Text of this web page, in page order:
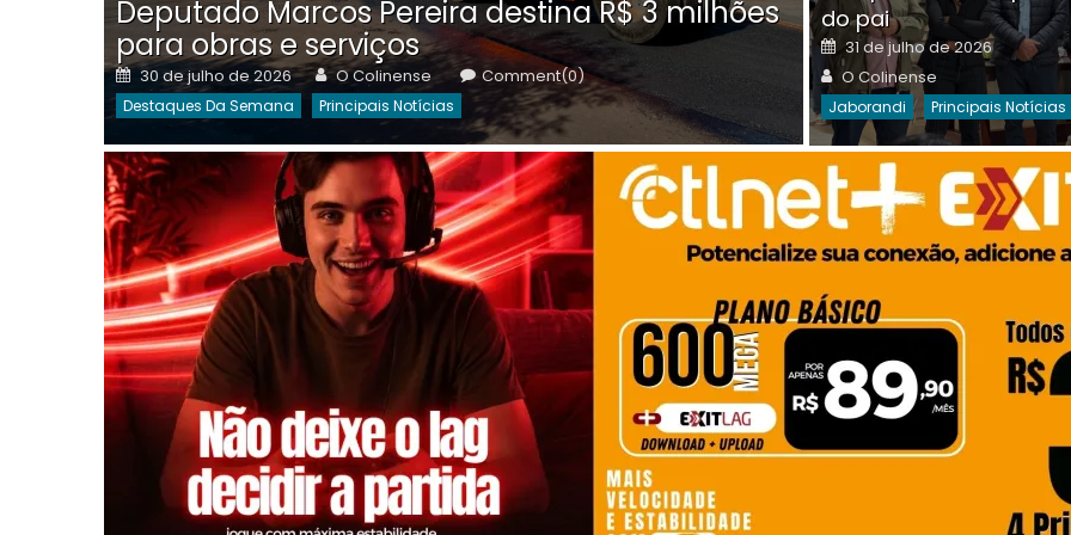
Deputado Marcos Pereira destina R$ 3 milhões
para obras e serviços
Posted
on
30 de julho de 2026 Author
O Colinense Comment(0)
Destaques Da Semana Principais Notícias
on
Destaques Da Semana
do pai
Posted
on
31 de julho de 2026
Author
O Colinense
Jaborandi Principais Notícias